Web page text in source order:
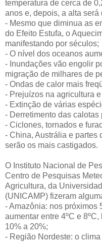
temperatura de cerca de
anos e, depois, a alta será
- Mesmo que diminua as
do Efeito Estufa, o
manifestando por séculos;
- O nível dos oceanos
- Inundações vão engolir
migração de milhares de
- Ondas de calor mais
- Prejuízos na agricultura
- Extinção de várias
- Derretimento das calotas
- Ciclones, tornados e
- China, Austrália e partes
serão os mais castigados.
O Instituto Nacional de
Centro de Pesquisas
Agricultura, da
(UNICAMP) fizeram
- Amazônia: nos próximos
aumentar entre 4ºC e
10% a 20%;
- Região Nordeste: o